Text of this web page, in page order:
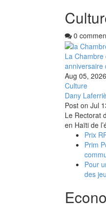
0
La
anniversaire
Aug 05, 2026
Culture
Dany
Post on Jul
Le Rectorat
en Haïti de
Prix
Prim
Pour
des